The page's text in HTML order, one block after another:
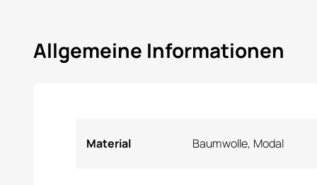
Allgemeine Informationen
Material Baumwolle, Modal